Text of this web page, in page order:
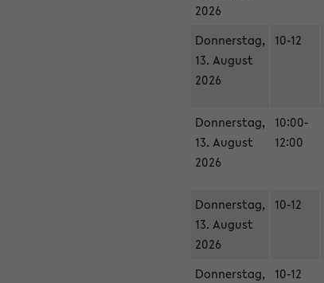
2026
Donnerstag,
13. August
2026
10-12
Donnerstag,
13. August
2026
10:00-
12:00
Donnerstag,
13. August
2026
10-12
Donnerstag,
10-12